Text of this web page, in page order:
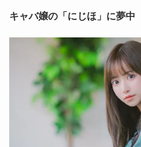
キャバ嬢の「にじほ」に夢中